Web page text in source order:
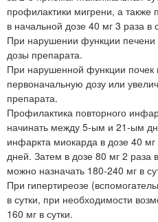
профилактики мигрени, а
в начальной дозе 40 мг 3 раза в
При нарушении функции
дозы препарата.
При нарушенной функции почек
первоначальную дозу или
препарата.
Профилактика повторного
начинать между 5-ым и 21-ым
инфаркта миокарда в дозе 40 мг
дней. Затем в дозе 80 мг 2 раза
можно назначать 180-240 мг в
При гипертиреозе
в сутки, при необходимости
160 мг в сутки.